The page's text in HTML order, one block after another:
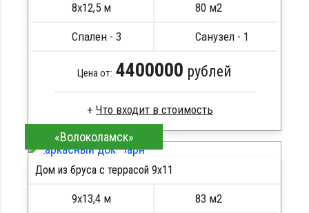
Сборка на березовые нагеля, джут
Металлические сваи 108 диаметр
8х12,5 м 80 м2
Спален - 3 Санузел - 1
Цена от: 4400000 рублей
Брус камерной сушки
Стропила, балки 50х200 мм
Кровля металлочерепица
Сборка на березовые нагеля, джут
ПОДРОБНЕЕ
«Волоколамск»
Дом из бруса с террасой 9х11
9х13,4 м 83 м2
ПОДРОБНЕЕ